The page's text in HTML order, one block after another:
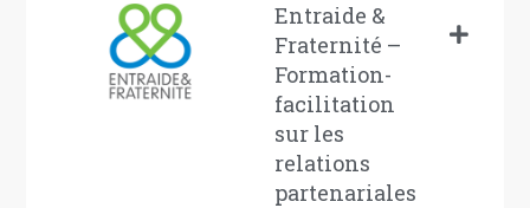
Entraide &
Fraternité –
Formation-
facilitation
sur les
relations
partenariales